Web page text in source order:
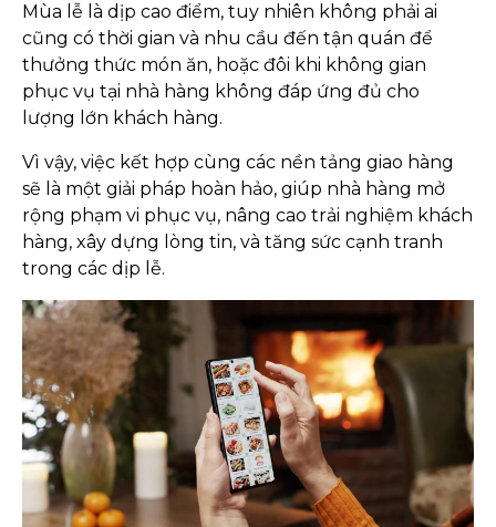
Mùa lễ là dịp cao điểm, tuy nhiên không phải ai
cũng có thời gian và nhu cầu đến tận quán để
thưởng thức món ăn, hoặc đôi khi không gian
phục vụ tại nhà hàng không đáp ứng đủ cho
lượng lớn khách hàng.
Vì vậy, việc kết hợp cùng các nền tảng giao hàng
sẽ là một giải pháp hoàn hảo, giúp nhà hàng mở
rộng phạm vi phục vụ, nâng cao trải nghiệm khách
hàng, xây dựng lòng tin, và tăng sức cạnh tranh
trong các dịp lễ.